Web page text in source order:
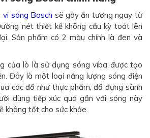
vi sóng Bosch sẽ gây ấn tượng ngay từ
nét thiết kế không cầu kỳ toát lên
Sản phẩm có 2 màu chính là đen và
của lò là sử dụng sóng viba được tạo
Đây là một loại năng lượng sóng điện
các đồ như thực phẩm; đồ đựng sành
dùng tiếp xúc quá gần với sóng này
không tốt cho sức khỏe.